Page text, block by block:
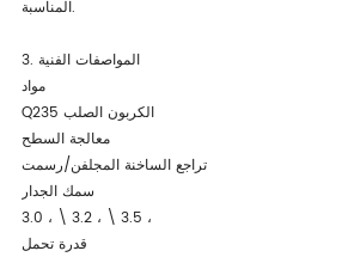
المناسبة.
3. المواصفات الفنية
مواد
Q235 الكربون الصلب
معالجة السطح
تراجع الساخنة المجلفن/رسمت
سمك الجدار
3.0 ، \ 3.2 ، \ 3.5 ،
قدرة تحمل